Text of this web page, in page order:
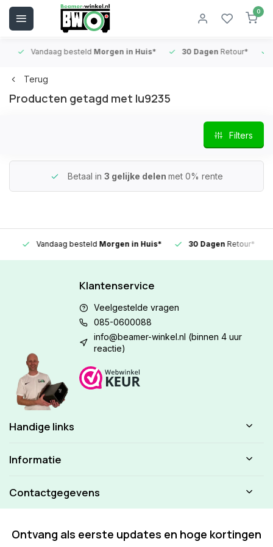
0
Vandaag besteldMorgen in Huis* 30 DagenRetour*
Terug
Producten getagd met lu9235
Filters
Betaal in 3 gelijke delen met 0% rente
Vandaag besteldMorgen in Huis* 30 DagenRetour*
Klantenservice
Veelgestelde vragen
085-0600088
info@beamer-winkel.nl (binnen 4 uur
reactie)
Handige links
Informatie
Contactgegevens
Ontvang als eerste updates en hoge kortingen